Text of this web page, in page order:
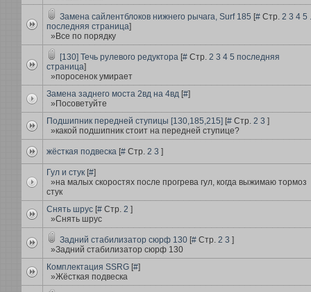
Замена сайлентблоков нижнего рычага, Surf 185 [#Стр. 2 3 4 5
последняя страница]
»Все по порядку
[130] Течь рулевого редуктора[#Стр. 2 3 4 5 последняя
страница]
»поросенок умирает
Замена заднего моста 2вд на 4вд[#]
»Посоветуйте
Подшипник передней ступицы [130,185,215] [#Стр. 2 3 ]
»какой подшипник стоит на передней ступице?
жёсткая подвеска[#Стр. 2 3 ]
Гул и стук[#]
»на малых скоростях после прогрева гул, когда выжимаю тормоз
стук
Снять шрус[#Стр. 2 ]
»Снять шрус
Задний стабилизатор сюрф 130[#Стр. 2 3 ]
»Задний стабилизатор сюрф 130
Комплектация SSRG[#]
»Жёсткая подвеска